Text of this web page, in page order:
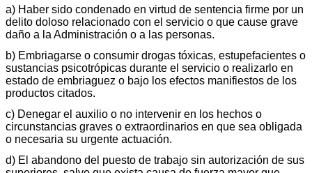
a) Haber sido condenado en virtud de sentencia firme por un
delito doloso relacionado con el servicio o que cause grave
daño a la Administración o a las personas.
b) Embriagarse o consumir drogas tóxicas, estupefacientes o
sustancias psicotrópicas durante el servicio o realizarlo en
estado de embriaguez o bajo los efectos manifiestos de los
productos citados.
c) Denegar el auxilio o no intervenir en los hechos o
circunstancias graves o extraordinarios en que sea obligada
o necesaria su urgente actuación.
d) El abandono del puesto de trabajo sin autorización de sus